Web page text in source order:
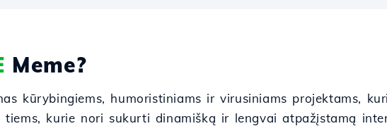
Meme?
kūrybingiems, humoristiniams ir virusiniams projektams,
kurie nori sukurti dinamišką ir lengvai atpažįstamą